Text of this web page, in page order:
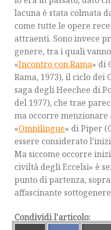
lacuna è stata colmata
come tutte le opere
attraenti. Sono invece
genere, tra i quali
«Incontro con Rama» di
Rama, 1973), il ciclo
saga degli Heechee di
del 1977), che trae
ma occorre
«Omnilingue» di Piper
essere considerato
Ma siccome occorre
civiltà degli Eccelsi» è
punto di partenza,
affascinante
Condividi l'articolo: